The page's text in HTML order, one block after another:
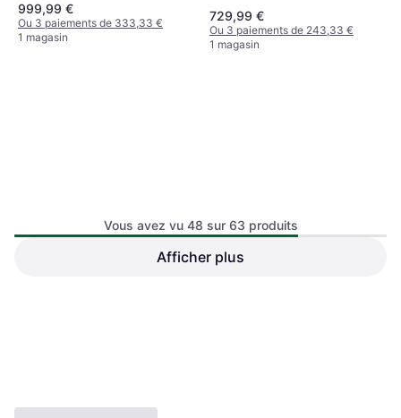
999,99 €
Ou 3 paiements de 333,33 €
1 magasin
729,99 €
Ou 3 paiements de 243,33 €
1 magasin
SteelSeries Arena 7
Vous avez vu 48 sur 63 produits
Afficher plus